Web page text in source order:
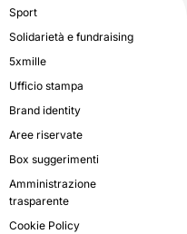
Sport
Solidarietà e fundraising
5xmille
Ufficio stampa
Brand identity
Aree riservate
Box suggerimenti
Amministrazione
trasparente
Cookie Policy